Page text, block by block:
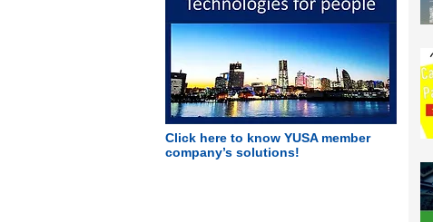
Click here to know YUSA member
company’s solutions!